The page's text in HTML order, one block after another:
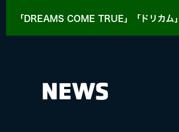
「DREAMS COME TRUE」「ドリカム」
NEWS